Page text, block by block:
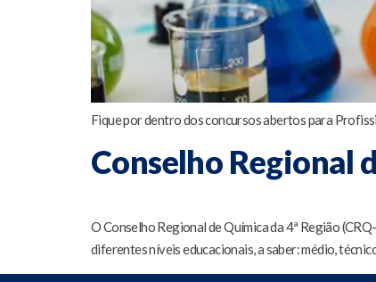
Fique por dentro dos concursos abertos para
Conselho Regional
O Conselho Regional de Química da 4ª Região
diferentes níveis educacionais, a saber: médio,